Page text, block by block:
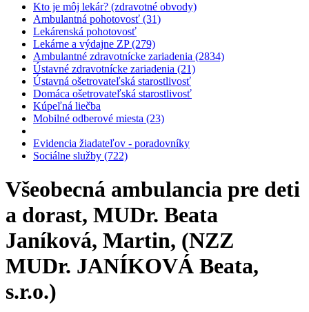
Kto je môj lekár? (zdravotné obvody)
Ambulantná pohotovosť (31)
Lekárenská pohotovosť
Lekárne a výdajne ZP (279)
Ambulantné zdravotnícke zariadenia (2834)
Ústavné zdravotnícke zariadenia (21)
Ústavná ošetrovateľská starostlivosť
Domáca ošetrovateľská starostlivosť
Kúpeľná liečba
Mobilné odberové miesta (23)
Evidencia žiadateľov - poradovníky
Sociálne služby (722)
Všeobecná ambulancia pre deti
a dorast, MUDr. Beata
Janíková, Martin, (NZZ
MUDr. JANÍKOVÁ Beata,
s.r.o.)